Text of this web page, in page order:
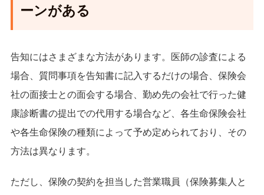
ーンがある
告知にはさまざまな方法があります。医師の診査による
場合、質問事項を告知書に記入するだけの場合、保険会
社の面接士との面会する場合、勤め先の会社で行った健
康診断書の提出での代用する場合など、各生命保険会社
や各生命保険の種類によって予め定められており、その
方法は異なります。
ただし、保険の契約を担当した営業職員（保険募集人と